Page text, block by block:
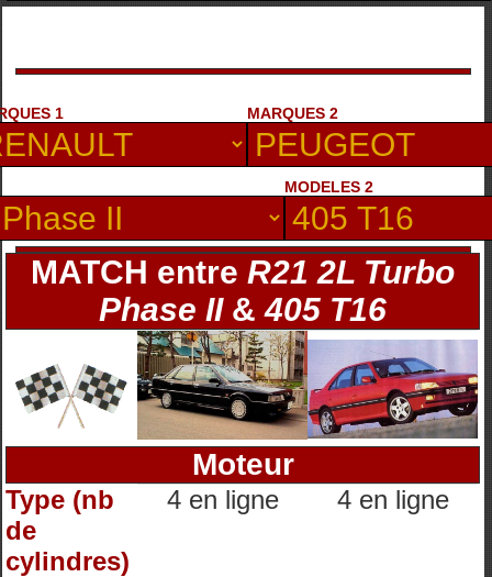
1 MARQUES 2
MODELES 2
MATCH entreR21 2L Turbo
Phase II&405 T16
Moteur
Type (nb
de
cylindres)
4 en ligne 4 en ligne